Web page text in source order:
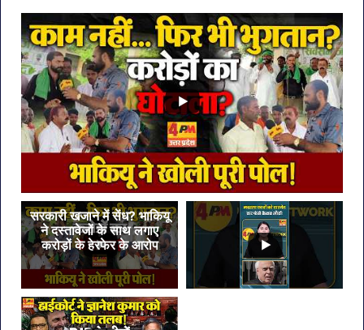
सरकारी खजाने में सेंध? भाकियू
ने दस्तावेजों के साथ लगाए
करोड़ों के हेरफेर के आरोप